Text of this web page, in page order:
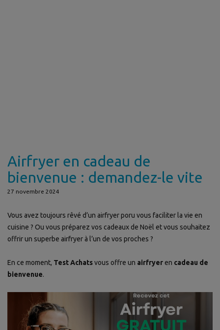
Airfryer en cadeau de
bienvenue : demandez-le vite
27 novembre 2024
Vous avez toujours rêvé d’un airfryer poru vous faciliter la vie en
cuisine ? Ou vous préparez vos cadeaux de Noël et vous souhaitez
offrir un superbe airfryer à l’un de vos proches ?
En ce moment, Test Achatsvous offre un airfryeren cadeau de
bienvenue.